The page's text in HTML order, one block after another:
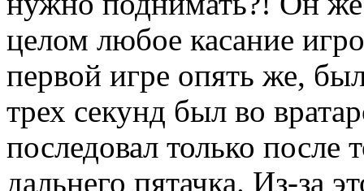
целом любое касание
первой игре опять же,
трех секунд был во
последовал только после
дальнего пятачка. Из-за